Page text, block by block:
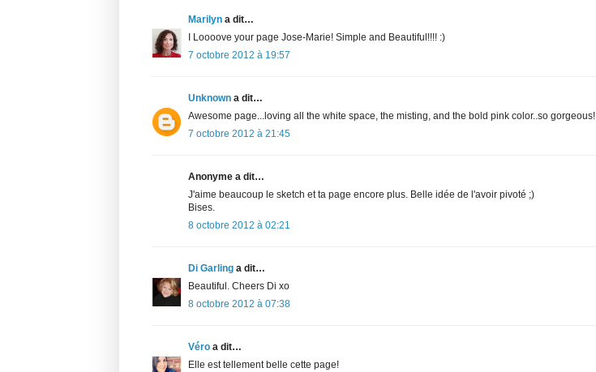
Marilyn a dit…
I Loooove your page Jose-Marie! Simple and Beautiful!!!! :)
7 octobre 2012 à 19:57
Unknown a dit…
Awesome page...loving all the white space, the misting, and the bold pink color..so gorgeous!
7 octobre 2012 à 21:45
Anonyme a dit…
J'aime beaucoup le sketch et ta page encore plus. Belle idée de l'avoir pivoté ;)
Bises.
8 octobre 2012 à 02:21
Di Garling a dit…
Beautiful. Cheers Di xo
8 octobre 2012 à 07:38
Véro a dit…
Elle est tellement belle cette page!